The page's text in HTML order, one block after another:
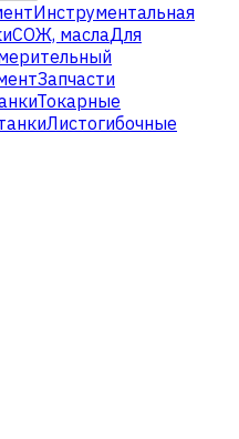
Инструментальная
СОЖ, маслаДля
Запчасти
Токарные
Листогибочные